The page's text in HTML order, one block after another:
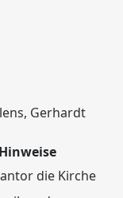
Gerhardt
die Kirche